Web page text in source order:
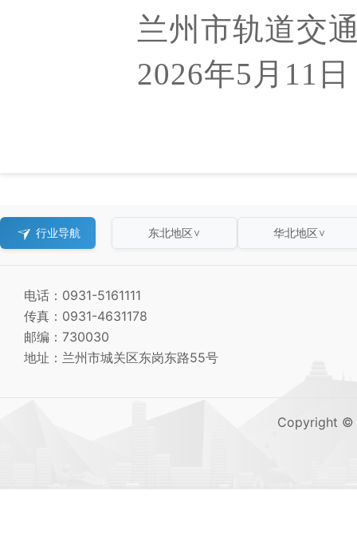
兰州市轨道交
2026年5月11日
行业导航 东北地区 ∨ 华北地区 ∨
电话：0931-5161111
传真：0931-4631178
邮编：730030
地址：兰州市城关区东岗东路55号
Copyright ©